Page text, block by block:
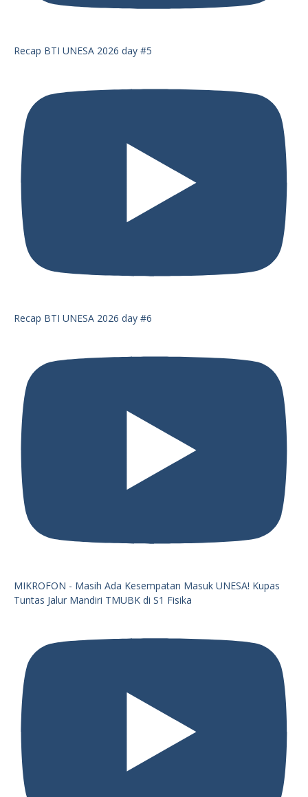
Recap BTI UNESA 2026 day #5
Recap BTI UNESA 2026 day #6
MIKROFON - Masih Ada Kesempatan Masuk UNESA! Kupas
Tuntas Jalur Mandiri TMUBK di S1 Fisika